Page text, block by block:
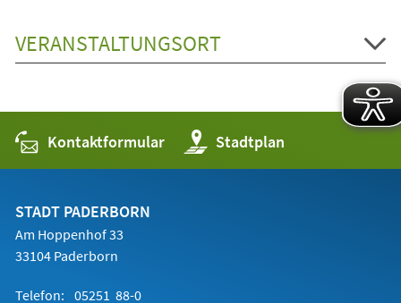
VERANSTALTUNGSORT
Kontaktformular Stadtplan
(Öffnet
in
einem
STADT PADERBORN
Am Hoppenhof 33
33104 Paderborn
Telefon: 05251 88-0